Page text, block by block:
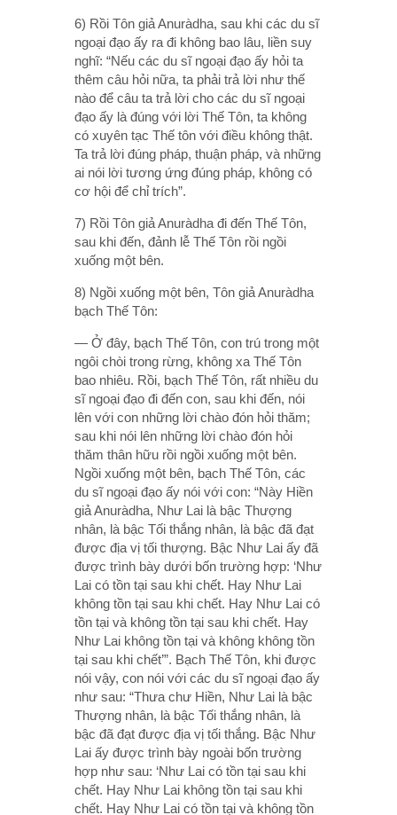
6) Rồi Tôn giả Anuràdha, sau khi các du sĩ
ngoại đạo ấy ra đi không bao lâu, liền suy
nghĩ: “Nếu các du sĩ ngoại đạo ấy hỏi ta
thêm câu hỏi nữa, ta phải trả lời như thế
nào để câu ta trả lời cho các du sĩ ngoại
đạo ấy là đúng với lời Thế Tôn, ta không
có xuyên tạc Thế tôn với điều không thật.
Ta trả lời đúng pháp, thuận pháp, và những
ai nói lời tương ứng đúng pháp, không có
cơ hội để chỉ trích”.
7) Rồi Tôn giả Anuràdha đi đến Thế Tôn,
sau khi đến, đảnh lễ Thế Tôn rồi ngồi
xuống một bên.
8) Ngồi xuống một bên, Tôn giả Anuràdha
bạch Thế Tôn:
— Ở đây, bạch Thế Tôn, con trú trong một
ngôi chòi trong rừng, không xa Thế Tôn
bao nhiêu. Rồi, bạch Thế Tôn, rất nhiều du
sĩ ngoại đạo đi đến con, sau khi đến, nói
lên với con những lời chào đón hỏi thăm;
sau khi nói lên những lời chào đón hỏi
thăm thân hữu rồi ngồi xuống một bên.
Ngồi xuống một bên, bạch Thế Tôn, các
du sĩ ngoại đạo ấy nói với con: “Này Hiền
giả Anuràdha, Như Lai là bậc Thượng
nhân, là bậc Tối thắng nhân, là bậc đã đạt
được địa vị tối thượng. Bậc Như Lai ấy đã
được trình bày dưới bốn trường hợp: ‘Như
Lai có tồn tại sau khi chết. Hay Như Lai
không tồn tại sau khi chết. Hay Như Lai có
tồn tại và không tồn tại sau khi chết. Hay
Như Lai không tồn tại và không không tồn
tại sau khi chết’”. Bạch Thế Tôn, khi được
nói vậy, con nói với các du sĩ ngoại đạo ấy
như sau: “Thưa chư Hiền, Như Lai là bậc
Thượng nhân, là bậc Tối thắng nhân, là
bậc đã đạt được địa vị tối thắng. Bậc Như
Lai ấy được trình bày ngoài bốn trường
hợp như sau: ‘Như Lai có tồn tại sau khi
chết. Hay Như Lai không tồn tại sau khi
chết. Hay Như Lai có tồn tại và không tồn